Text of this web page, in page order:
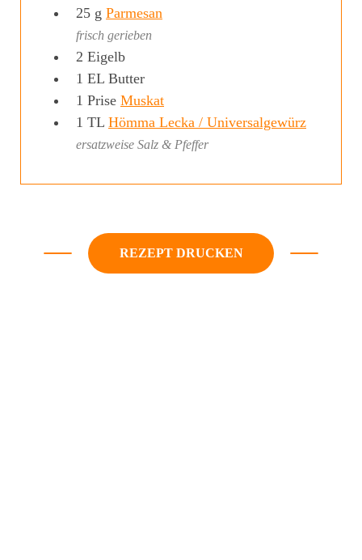
25 g Parmesan
frisch gerieben
2 Eigelb
1 EL Butter
1 Prise Muskat
1 TL Hömma Lecka / Universalgewürz
ersatzweise Salz & Pfeffer
REZEPT DRUCKEN